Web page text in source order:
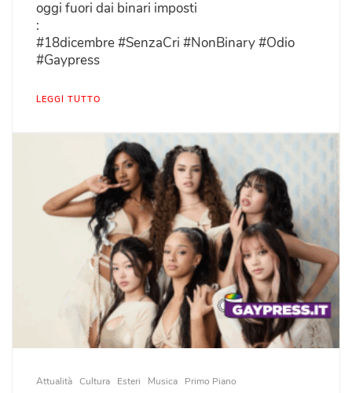
oggi fuori dai binari imposti
:
#18dicembre #SenzaCri #NonBinary #Odio
#Gaypress
LEGGI TUTTO
Attualità Cultura Esteri Musica Primo Piano